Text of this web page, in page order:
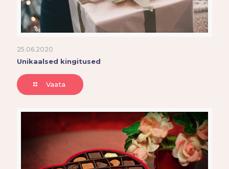
25.06.2020
Unikaalsed kingitused
Vaata